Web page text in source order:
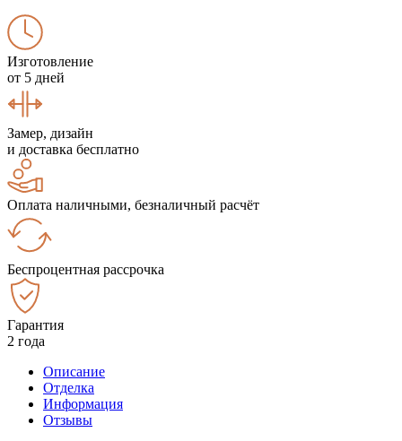
Изготовление
от 5 дней
Замер, дизайн
и доставка бесплатно
Оплата наличными, безналичный расчёт
Беспроцентная рассрочка
Гарантия
2 года
Описание
Отделка
Информация
Отзывы